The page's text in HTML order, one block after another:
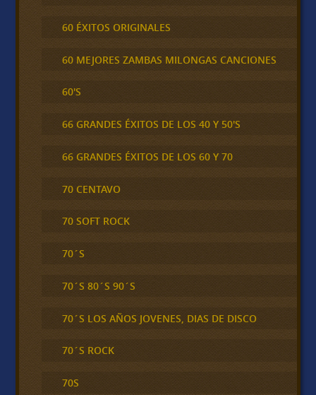
60 ÉXITOS ORIGINALES
60 MEJORES ZAMBAS MILONGAS CANCIONES
60'S
66 GRANDES ÉXITOS DE LOS 40 Y 50'S
66 GRANDES ÉXITOS DE LOS 60 Y 70
70 CENTAVO
70 SOFT ROCK
70´S
70´S 80´S 90´S
70´S LOS AÑOS JOVENES, DIAS DE DISCO
70´S ROCK
70S